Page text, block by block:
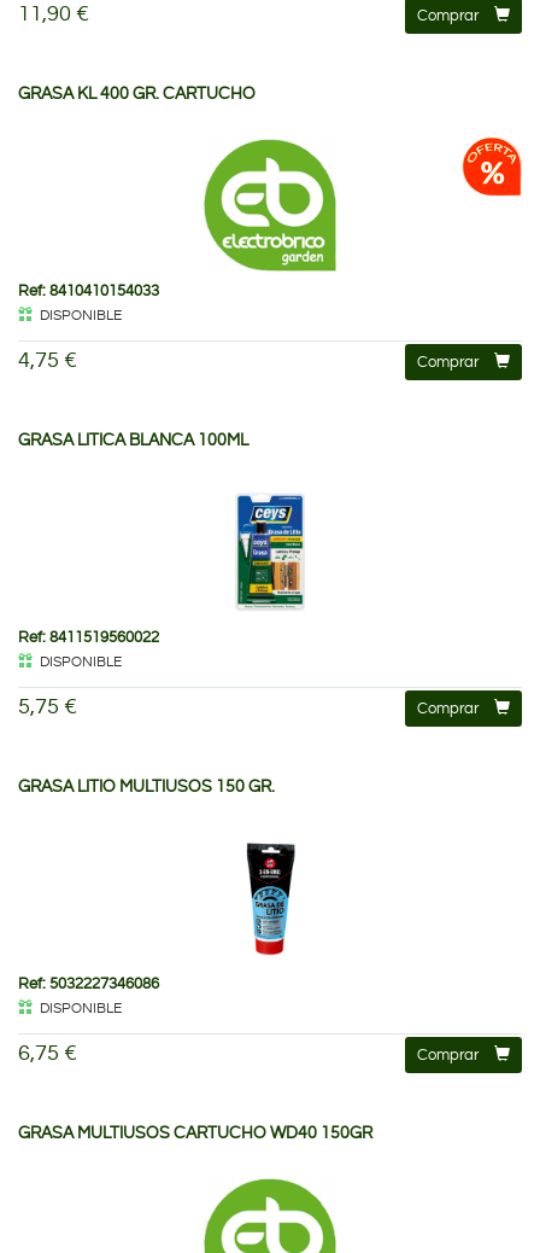
11,90 € Comprar
GRASA KL 400 GR. CARTUCHO
Ref: 8410410154033
DISPONIBLE
4,75 € Comprar
GRASA LITICA BLANCA 100ML
Ref: 8411519560022
DISPONIBLE
5,75 € Comprar
GRASA LITIO MULTIUSOS 150 GR.
Ref: 5032227346086
DISPONIBLE
6,75 € Comprar
GRASA MULTIUSOS CARTUCHO WD40 150GR